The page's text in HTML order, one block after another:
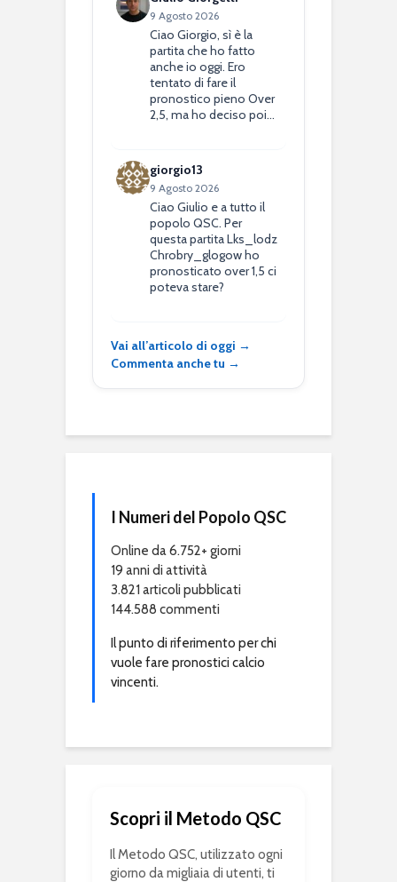
9 Agosto 2026
Ciao Giorgio, sì è la
partita che ho fatto
anche io oggi. Ero
tentato di fare il
pronostico pieno Over
2,5, ma ho deciso poi…
giorgio13
9 Agosto 2026
Ciao Giulio e a tutto il
popolo QSC. Per
questa partita Lks_lodz
Chrobry_glogow ho
pronosticato over 1,5 ci
poteva stare?
Vai all’articolo di oggi →
Commenta anche tu →
I Numeri del Popolo QSC
Online da 6.752+ giorni
19 anni di attività
3.821 articoli pubblicati
144.588 commenti
Il punto di riferimento per chi
vuole fare pronostici calcio
vincenti.
Scopri il Metodo QSC
Il Metodo QSC, utilizzato ogni
giorno da migliaia di utenti, ti